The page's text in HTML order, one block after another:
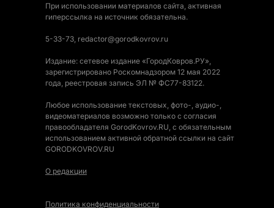
При использовании материалов сайта, активная
гиперссылка на источник обязательна.
5-33-73, redactor@gorodkovrov.ru
Издание: сетевое издание «ГородКовров.РУ»,
зарегистрировано Роскомнадзором 12 мая 2022
года, реестровая запись ЭЛ № ФС77-83122.
Любое использование текстовых, фото-, аудио-,
видеоматериалов возможно только с согласия
правообладателя GorodKovrov.RU, с обязательным
использованием активной обратной ссылки на сайт
GORODKOVROV.RU
О редакции
Политика конфиденциальности